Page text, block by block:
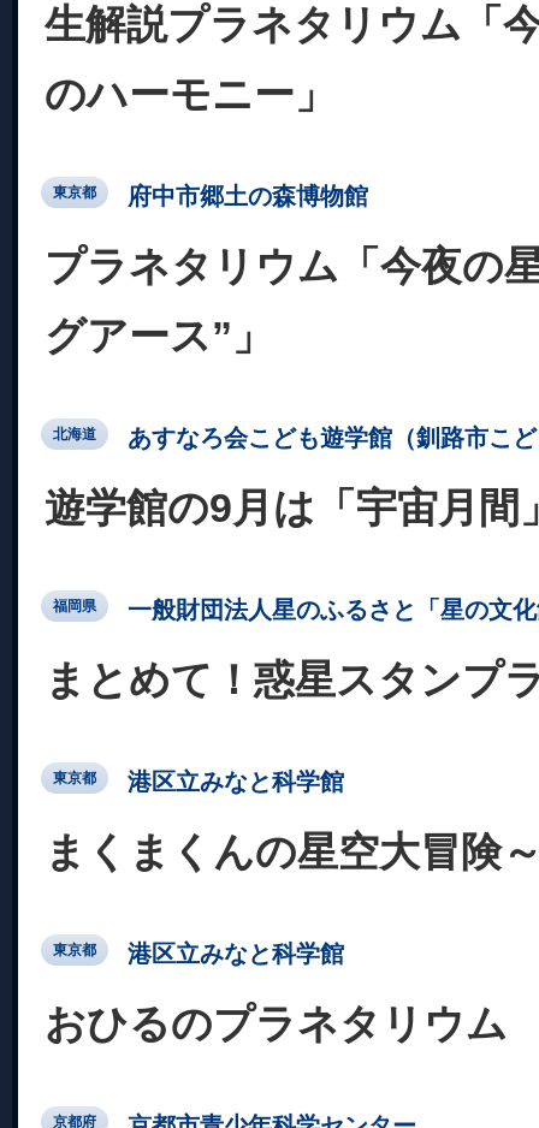
生解説プラネタリウム「
のハーモニー」
東京都 府中市郷土の森博物館
プラネタリウム「今夜の
グアース”」
北海道 あすなろ会こども遊学館（釧路市こ
遊学館の9月は「宇宙月間
福岡県 一般財団法人星のふるさと「星の文
まとめて！惑星スタンプ
東京都 港区立みなと科学館
まくまくんの星空大冒険
東京都 港区立みなと科学館
おひるのプラネタリウム
京都府